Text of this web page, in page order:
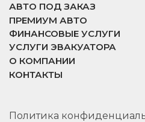
АВТО ПОД ЗАКАЗ
ПРЕМИУМ АВТО
ФИНАНСОВЫЕ УСЛУГИ
УСЛУГИ ЭВАКУАТОРА
О КОМПАНИИ
КОНТАКТЫ
Политика